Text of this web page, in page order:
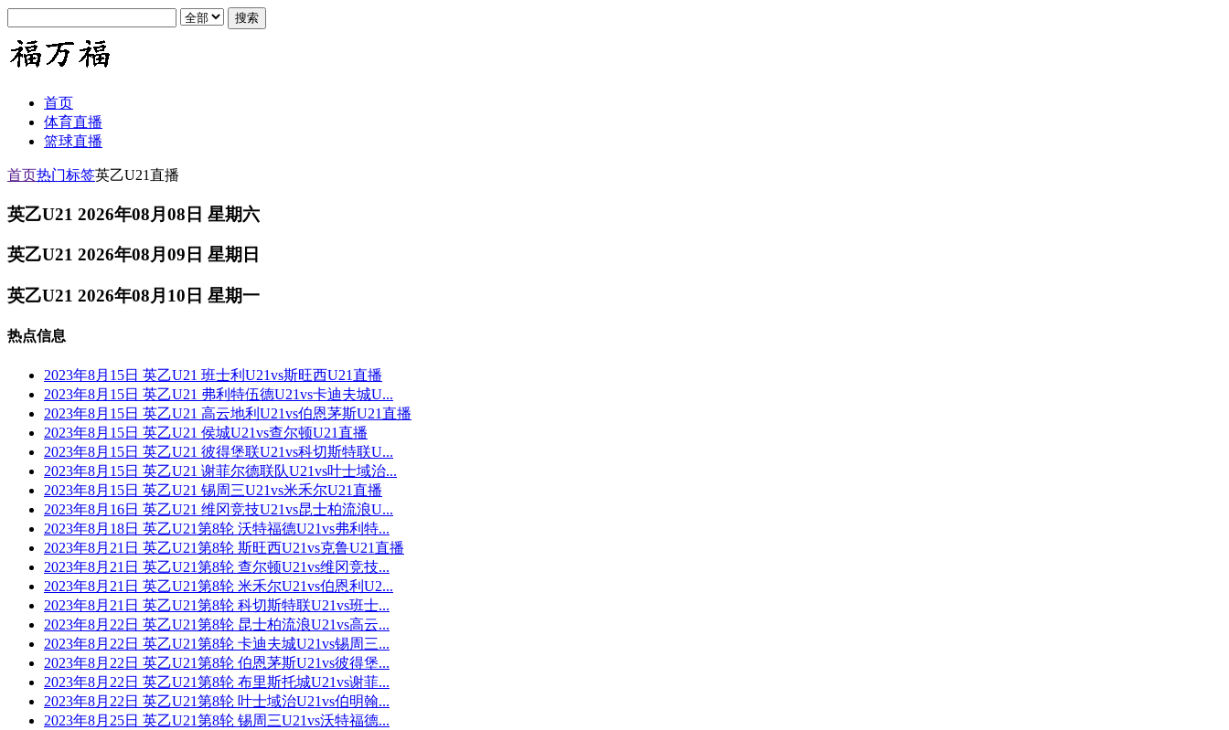
首页
体育直播
篮球直播
首页热门标签英乙U21直播
英乙U21 2026年08月08日 星期六
英乙U21 2026年08月09日 星期日
英乙U21 2026年08月10日 星期一
热点信息
2023年8月15日 英乙U21 班士利U21vs斯旺西U21直播
2023年8月15日 英乙U21 弗利特伍德U21vs卡迪夫城U...
2023年8月15日 英乙U21 高云地利U21vs伯恩茅斯U21直播
2023年8月15日 英乙U21 侯城U21vs查尔顿U21直播
2023年8月15日 英乙U21 彼得堡联U21vs科切斯特联U...
2023年8月15日 英乙U21 谢菲尔德联队U21vs叶士域治...
2023年8月15日 英乙U21 锡周三U21vs米禾尔U21直播
2023年8月16日 英乙U21 维冈竞技U21vs昆士柏流浪U...
2023年8月18日 英乙U21第8轮 沃特福德U21vs弗利特...
2023年8月21日 英乙U21第8轮 斯旺西U21vs克鲁U21直播
2023年8月21日 英乙U21第8轮 查尔顿U21vs维冈竞技...
2023年8月21日 英乙U21第8轮 米禾尔U21vs伯恩利U2...
2023年8月21日 英乙U21第8轮 科切斯特联U21vs班士...
2023年8月22日 英乙U21第8轮 昆士柏流浪U21vs高云...
2023年8月22日 英乙U21第8轮 卡迪夫城U21vs锡周三...
2023年8月22日 英乙U21第8轮 伯恩茅斯U21vs彼得堡...
2023年8月22日 英乙U21第8轮 布里斯托城U21vs谢菲...
2023年8月22日 英乙U21第8轮 叶士域治U21vs伯明翰...
2023年8月25日 英乙U21第8轮 锡周三U21vs沃特福德...